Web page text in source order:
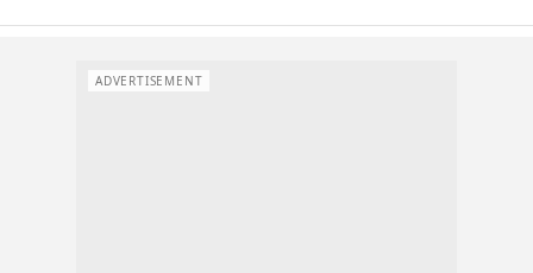
ADVERTISEMENT